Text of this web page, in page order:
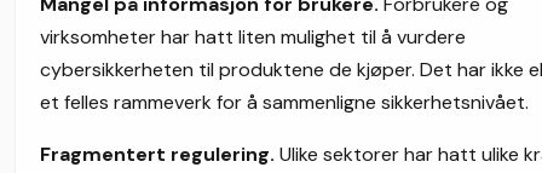
virksomheter har hatt liten mulighet til å vurdere
cybersikkerheten til produktene de kjøper. Det har ikke
et felles rammeverk for å sammenligne sikkerhetsnivået.
Fragmentert regulering. Ulike sektorer har hatt ulike